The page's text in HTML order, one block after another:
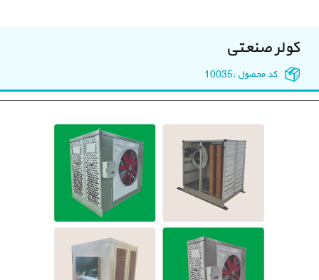
کولر صنعتی
کد محصول :10035